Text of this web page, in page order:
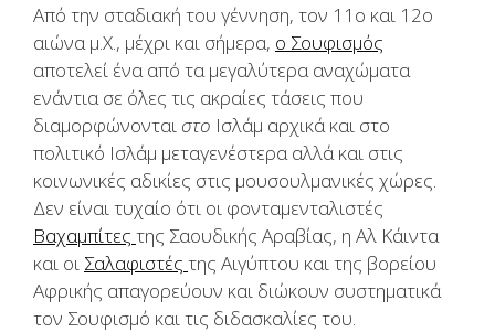
Από την σταδιακή του γέννηση, τον 11ο και 12ο
αιώνα μ.Χ., μέχρι και σήμερα, ο Σουφισμός
αποτελεί ένα από τα μεγαλύτερα αναχώματα
ενάντια σε όλες τις ακραίες τάσεις που
διαμορφώνονται στο Ισλάμ αρχικά και στο
πολιτικό Ισλάμ μεταγενέστερα αλλά και στις
κοινωνικές αδικίες στις μουσουλμανικές χώρες.
Δεν είναι τυχαίο ότι οι φονταμενταλιστές
Βαχαμπίτες της Σαουδικής Αραβίας, η Αλ Κάιντα
και οι Σαλαφιστές της Αιγύπτου και της βορείου
Αφρικής απαγορεύουν και διώκουν συστηματικά
τον Σουφισμό και τις διδασκαλίες του.